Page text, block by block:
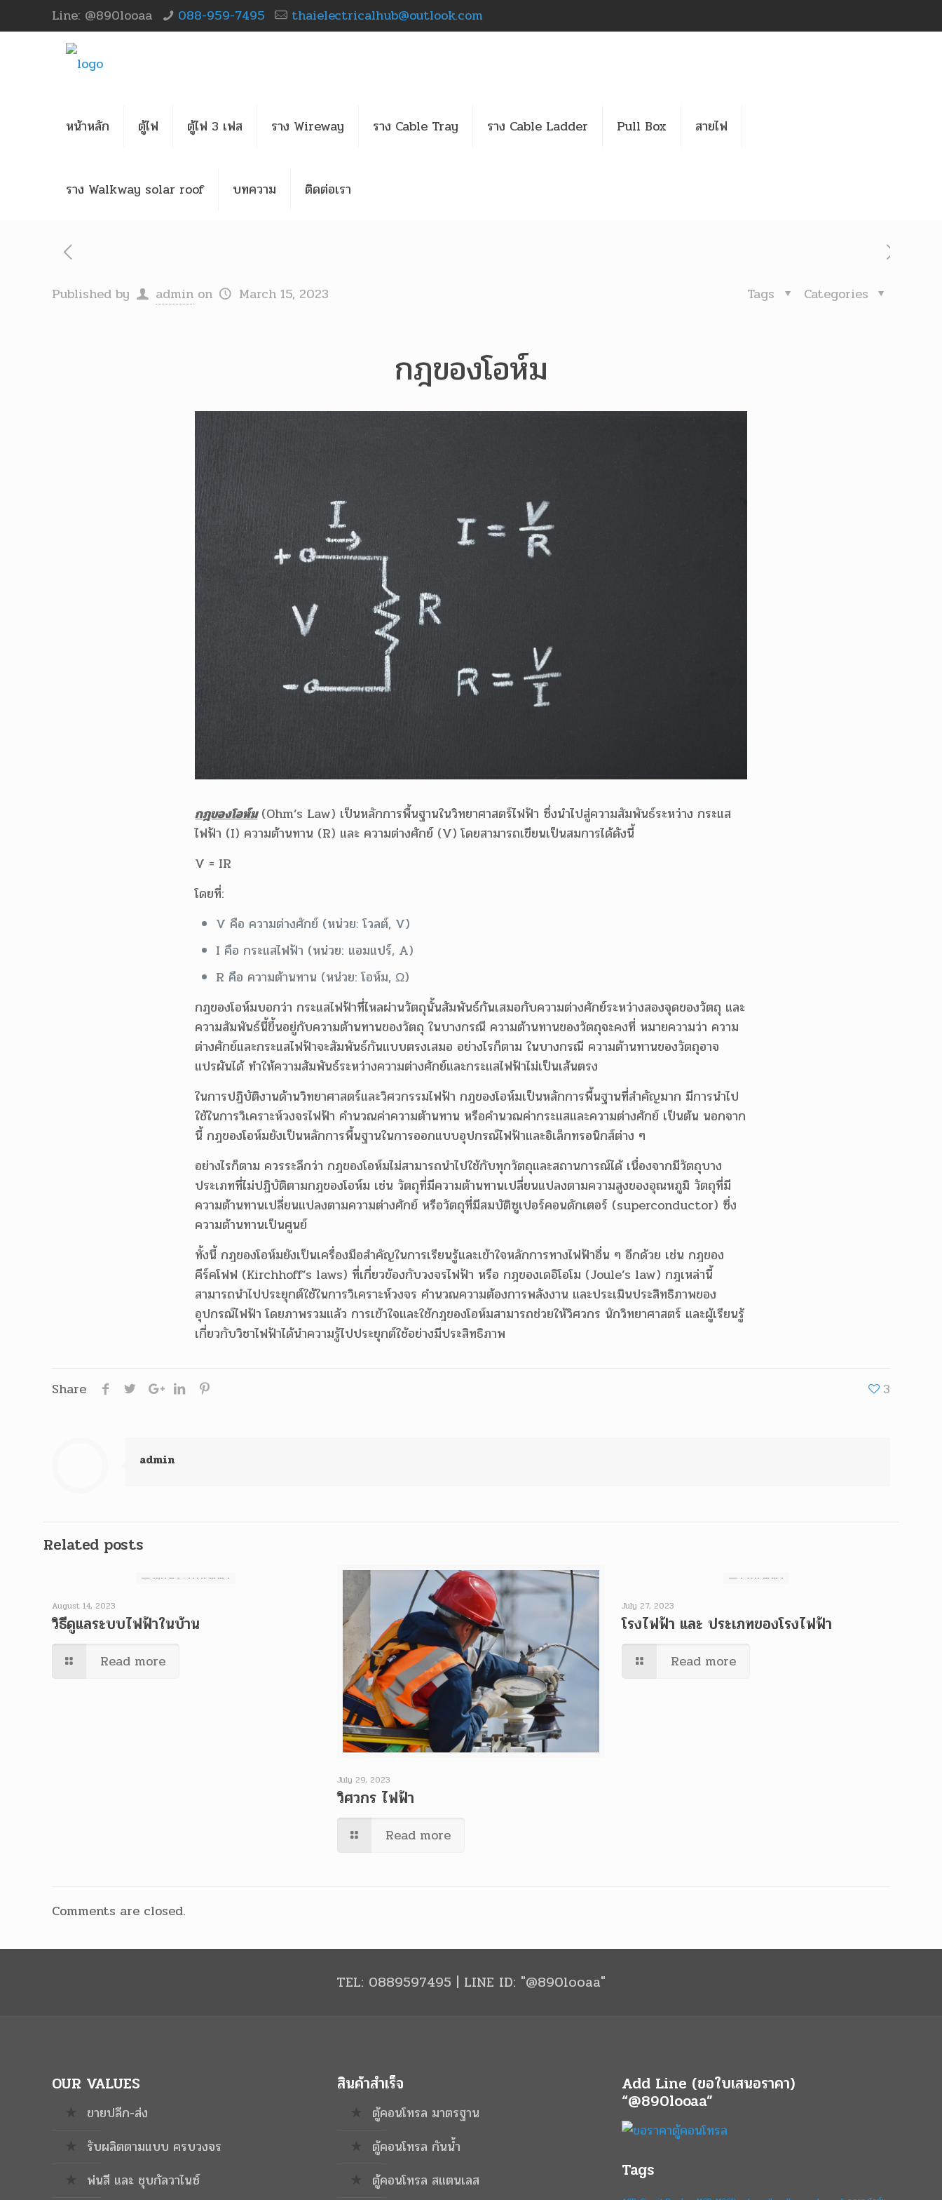
Line: @890looaa 088-959-7495 thaielectricalhub@outlook.com
หน้าหลัก ตู้ไฟ ตู้ไฟ 3 เฟส ราง Wireway ราง Cable Tray ราง Cable Ladder Pull Box สายไฟ
ราง Walkway solar roof บทความ ติดต่อเรา
Published by admin on March 15, 2023 Categories
Tags
กฎของโอห์ม
กฎของโอห์ม(Ohm’s Law) เป็นหลักการพื้นฐานในวิทยาศาสตร์ไฟฟ้า ซึ่งนำไปสู่ความสัมพันธ์ระหว่าง กระแส
ไฟฟ้า (I) ความต้านทาน (R) และ ความต่างศักย์ (V) โดยสามารถเขียนเป็นสมการได้ดังนี้
V = IR
โดยที่:
V คือ ความต่างศักย์ (หน่วย: โวลต์, V)
I คือ กระแสไฟฟ้า (หน่วย: แอมแปร์, A)
R คือ ความต้านทาน (หน่วย: โอห์ม, Ω)
กฎของโอห์มบอกว่า กระแสไฟฟ้าที่ไหลผ่านวัตถุนั้นสัมพันธ์กันเสมอกับความต่างศักย์ระหว่างสองจุดของวัตถุ และ
ความสัมพันธ์นี้ขึ้นอยู่กับความต้านทานของวัตถุ ในบางกรณี ความต้านทานของวัตถุจะคงที่ หมายความว่า ความ
ต่างศักย์และกระแสไฟฟ้าจะสัมพันธ์กันแบบตรงเสมอ อย่างไรก็ตาม ในบางกรณี ความต้านทานของวัตถุอาจ
แปรผันได้ ทำให้ความสัมพันธ์ระหว่างความต่างศักย์และกระแสไฟฟ้าไม่เป็นเส้นตรง
ในการปฏิบัติงานด้านวิทยาศาสตร์และวิศวกรรมไฟฟ้า กฎของโอห์มเป็นหลักการพื้นฐานที่สำคัญมาก มีการนำไป
ใช้ในการวิเคราะห์วงจรไฟฟ้า คำนวณค่าความต้านทาน หรือคำนวณค่ากระแสและความต่างศักย์ เป็นต้น นอกจาก
นี้ กฎของโอห์มยังเป็นหลักการพื้นฐานในการออกแบบอุปกรณ์ไฟฟ้าและอิเล็กทรอนิกส์ต่าง ๆ
อย่างไรก็ตาม ควรระลึกว่า กฎของโอห์มไม่สามารถนำไปใช้กับทุกวัตถุและสถานการณ์ได้ เนื่องจากมีวัตถุบาง
ประเภทที่ไม่ปฏิบัติตามกฎของโอห์ม เช่น วัตถุที่มีความต้านทานเปลี่ยนแปลงตามความสูงของอุณหภูมิ วัตถุที่มี
ความต้านทานเปลี่ยนแปลงตามความต่างศักย์ หรือวัตถุที่มีสมบัติซูเปอร์คอนดักเตอร์ (superconductor) ซึ่ง
ความต้านทานเป็นศูนย์
ทั้งนี้ กฎของโอห์มยังเป็นเครื่องมือสำคัญในการเรียนรู้และเข้าใจหลักการทางไฟฟ้าอื่น ๆ อีกด้วย เช่น กฎของ
คีร์คโฟฟ (Kirchhoff’s laws) ที่เกี่ยวข้องกับวงจรไฟฟ้า หรือ กฎของเดอิโอโม (Joule’s law) กฎเหล่านี้
สามารถนำไปประยุกต์ใช้ในการวิเคราะห์วงจร คำนวณความต้องการพลังงาน และประเมินประสิทธิภาพของ
อุปกรณ์ไฟฟ้า โดยภาพรวมแล้ว การเข้าใจและใช้กฎของโอห์มสามารถช่วยให้วิศวกร นักวิทยาศาสตร์ และผู้เรียนรู้
เกี่ยวกับวิชาไฟฟ้าได้นำความรู้ไปประยุกต์ใช้อย่างมีประสิทธิภาพ
Share 3
admin
Related posts
August 14, 2023
วิธีดูแลระบบไฟฟ้าในบ้าน
Read more
July 29, 2023
วิศวกร ไฟฟ้า
Read more
July 27, 2023
โรงไฟฟ้า และ ประเภทของโรงไฟฟ้า
Read more
Comments are closed.
TEL: 0889597495 | LINE ID: "@890looaa"
OUR VALUES
ขายปลีก-ส่ง
รับผลิตตามแบบ ครบวงจร
พ่นสี และ ชุบกัลวาไนซ์
สินค้าสำเร็จ
ตู้คอนโทรล มาตรฐาน
ตู้คอนโทรล กันน้ำ
ตู้คอนโทรล สแตนเลส
Add Line (ขอใบเสนอราคา)
“@890looaa”
Tags